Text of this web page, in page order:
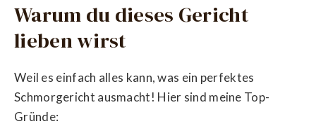
Warum du dieses Gericht
lieben wirst
Weil es einfach alles kann, was ein perfektes
Schmorgericht ausmacht! Hier sind meine Top-
Gründe: